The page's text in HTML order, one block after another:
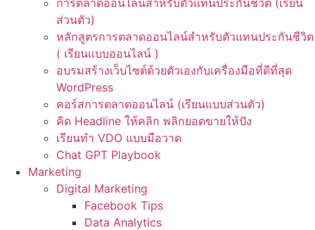
การตลาดออนไลน์สำหรับตัวแทนประกันชีวิต (เรียน
ส่วนตัว)
หลักสูตรการตลาดออนไลน์สำหรับตัวแทนประกันชีวิต
( เรียนแบบออนไลน์ )
อบรมสร้างเว็บไซต์ด้วยตัวเองกับเครื่องมือที่ดีที่สุด
WordPress
คอร์สการตลาดออนไลน์ (เรียนแบบส่วนตัว)
คิด Headline ให้คลิก พลิกยอดขายให้ปัง
เรียนทำ VDO แบบมือวาด
Chat GPT Playbook
Marketing
Digital Marketing
Facebook Tips
Data Analytics